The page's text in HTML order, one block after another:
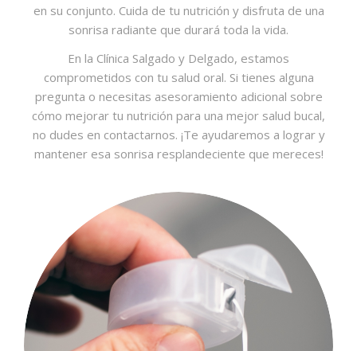
en su conjunto. Cuida de tu nutrición y disfruta de una
sonrisa radiante que durará toda la vida.
En la Clínica Salgado y Delgado, estamos
comprometidos con tu salud oral. Si tienes alguna
pregunta o necesitas asesoramiento adicional sobre
cómo mejorar tu nutrición para una mejor salud bucal,
no dudes en contactarnos. ¡Te ayudaremos a lograr y
mantener esa sonrisa resplandeciente que mereces!